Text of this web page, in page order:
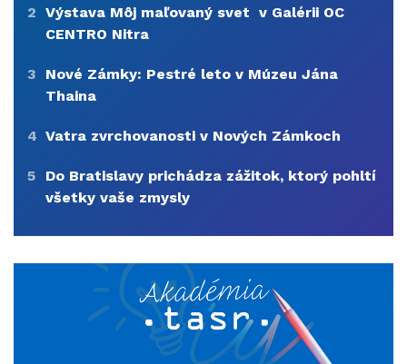
2 Výstava Môj maľovaný svet v Galérii OC
CENTRO Nitra
3
Nové Zámky: Pestré leto v Múzeu Jána
Thaina
4 Vatra zvrchovanosti v Nových Zámkoch
5
Do Bratislavy prichádza zážitok, ktorý pohltí
všetky vaše zmysly